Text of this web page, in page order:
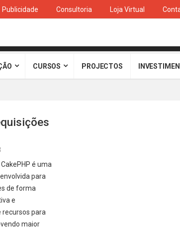
Publicidade Consultoria Loja Virtual
CURSOS PROJECTOS
é uma
para
de forma
e
recursos para
maior